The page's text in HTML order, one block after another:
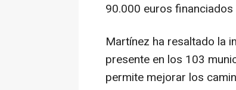
90.000 euros
Martínez ha resaltado la
presente en los 103
permite mejorar los